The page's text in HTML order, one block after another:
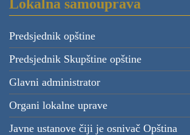
Lokalna samouprava
Predsjednik opštine
Predsjednik Skupštine opštine
Glavni administrator
Organi lokalne uprave
Javne ustanove čiji je osnivač Opština